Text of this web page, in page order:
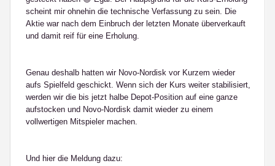
scheint mir ohnehin die technische Verfassung zu sein. Die
Aktie war nach dem Einbruch der letzten Monate überverkauft
und damit reif für eine Erholung.
Genau deshalb hatten wir Novo-Nordisk vor Kurzem wieder
aufs Spielfeld geschickt. Wenn sich der Kurs weiter stabilisiert,
werden wir die bis jetzt halbe Depot-Position auf eine ganze
aufstocken und Novo-Nordisk damit wieder zu einem
vollwertigen Mitspieler machen.
Und hier die Meldung dazu: